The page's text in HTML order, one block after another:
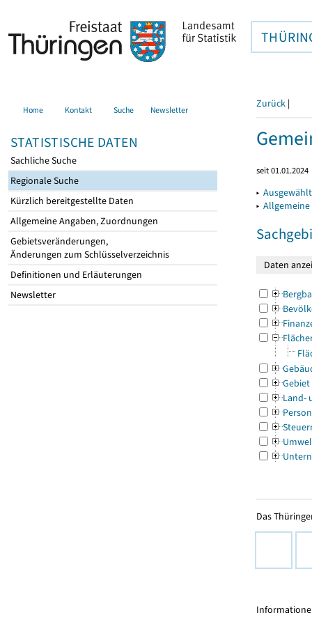
Home Kontakt Suche Newsletter
STATISTISCHE DATEN
Sachliche Suche
Regionale Suche
Kürzlich bereitgestellte Daten
Allgemeine Angaben, Zuordnungen
Gebietsveränderungen,
Änderungen zum Schlüsselverzeichnis
Definitionen und Erläuterungen
Newsletter
Zurück |
seit 01.01.2024
▸
▸
Gebiet
Land-
Das